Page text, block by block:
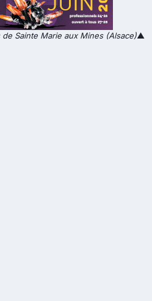
Sainte Marie aux Mines (Alsace)▲